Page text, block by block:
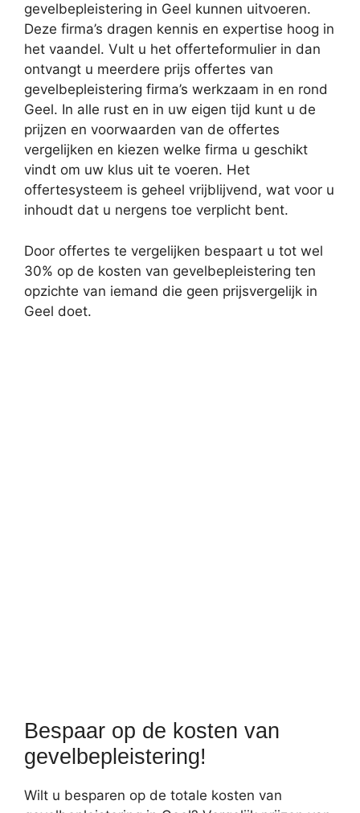
gevelbepleistering in Geel kunnen uitvoeren.
Deze firma’s dragen kennis en expertise hoog in
het vaandel. Vult u het offerteformulier in dan
ontvangt u meerdere prijs offertes van
gevelbepleistering firma’s werkzaam in en rond
Geel. In alle rust en in uw eigen tijd kunt u de
prijzen en voorwaarden van de offertes
vergelijken en kiezen welke firma u geschikt
vindt om uw klus uit te voeren. Het
offertesysteem is geheel vrijblijvend, wat voor u
inhoudt dat u nergens toe verplicht bent.
Door offertes te vergelijken bespaart u tot wel
30% op de kosten van gevelbepleistering ten
opzichte van iemand die geen prijsvergelijk in
Geel doet.
Bespaar op de kosten van
gevelbepleistering!
Wilt u besparen op de totale kosten van